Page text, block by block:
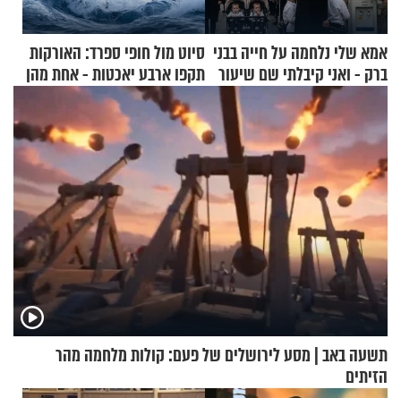
אמא שלי נלחמה על חייה בבני
ברק - ואני קיבלתי שם שיעור
באהבת חינם
סיוט מול חופי ספרד: האורקות
תקפו ארבע יאכטות - אחת מהן
טבעה
תשעה באב | מסע לירושלים של פעם: קולות מלחמה מהר
הזיתים